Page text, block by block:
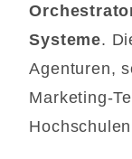
Systeme.
Agenturen,
Marketing-